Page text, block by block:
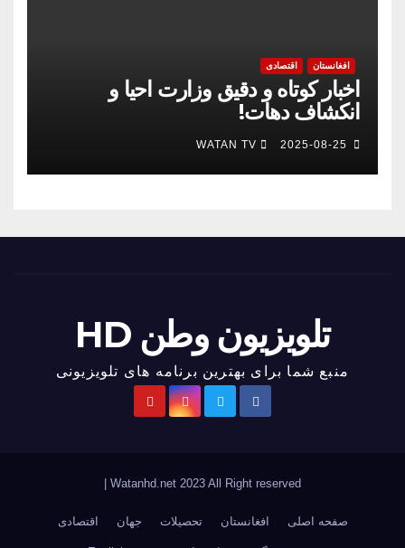
افغانستان اقتصادی
اخبار کوتاه و دقیق وزارت احیا و
انکشاف دهات!
2025-08-25
WATAN TV
تلویزیون وطن HD
منبع شما برای بهترین برنامه های تلویزیونی
Watanhd.net 2023 All Right reserved
صفحه اصلی افغانستان تحصیلات جهان اقتصادی